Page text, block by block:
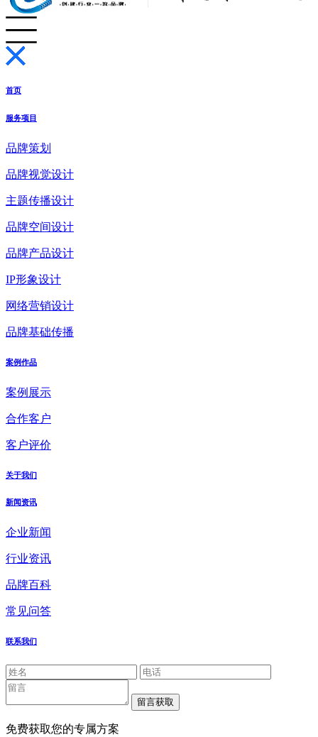
首页
服务项目
品牌策划
品牌视觉设计
主题传播设计
品牌空间设计
品牌产品设计
IP形象设计
网络营销设计
品牌基础传播
案例作品
案例展示
合作客户
客户评价
关于我们
新闻资讯
企业新闻
行业资讯
品牌百科
常见问答
联系我们
免费获取您的专属方案